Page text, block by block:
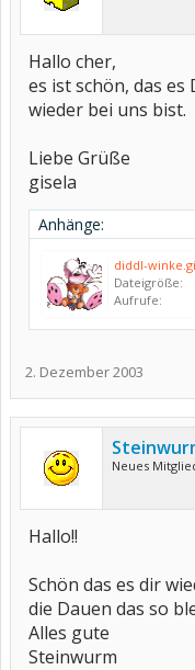
Hallo cher,
es ist schön, das
wieder bei uns bist.
Liebe Grüße
gisela
Anhänge:
diddl-
Dateigröße:
Aufrufe:
2. Dezember 2003
Neues
Hallo!!
Schön das es dir
die Dauen das so
Alles gute
Steinwurm